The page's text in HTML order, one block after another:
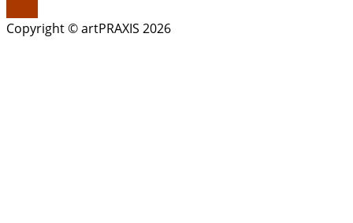
Copyright © artPRAXIS 2026